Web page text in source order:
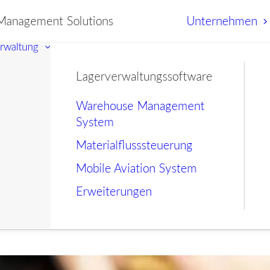
Solutions Unternehmen
Lagerverwaltungssoftware
Warehouse Management
System
Materialflusssteuerung
Mobile Aviation System
Erweiterungen